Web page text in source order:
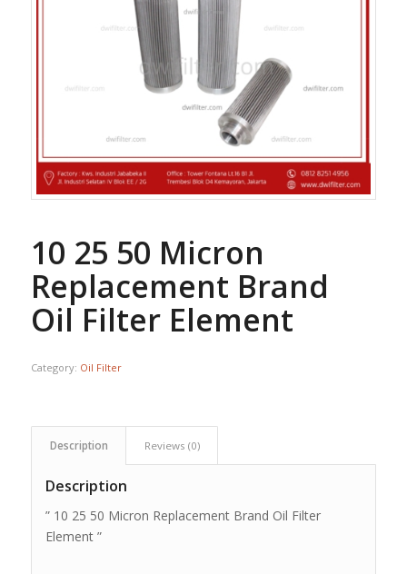
10 25 50 Micron
Replacement Brand
Oil Filter Element
Category: Oil Filter
Description Reviews (0)
Description
” 10 25 50 Micron Replacement Brand Oil Filter
Element ”